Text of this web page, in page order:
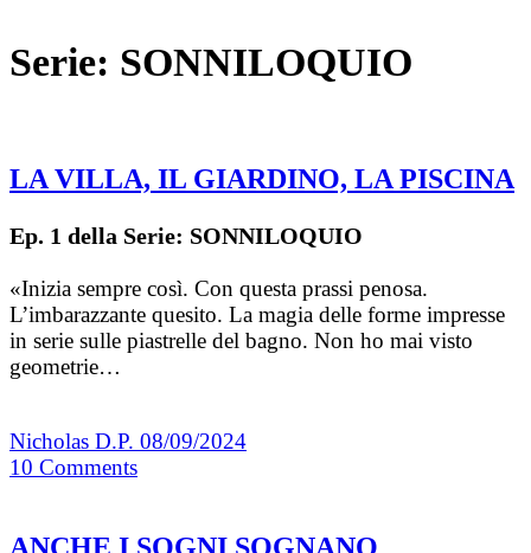
Serie: SONNILOQUIO
LA VILLA, IL GIARDINO, LA PISCINA
Ep. 1 della Serie: SONNILOQUIO
«Inizia sempre così. Con questa prassi penosa.
L’imbarazzante quesito. La magia delle forme impresse
in serie sulle piastrelle del bagno. Non ho mai visto
geometrie…
Nicholas D.P. 08/09/2024
10 Comments